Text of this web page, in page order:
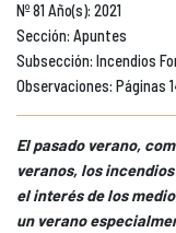
Nº 81 Año(s): 2021
Sección: Apuntes
Subsección: Incendios
Observaciones: Páginas
El pasado verano,
veranos, los
el interés de los
un verano